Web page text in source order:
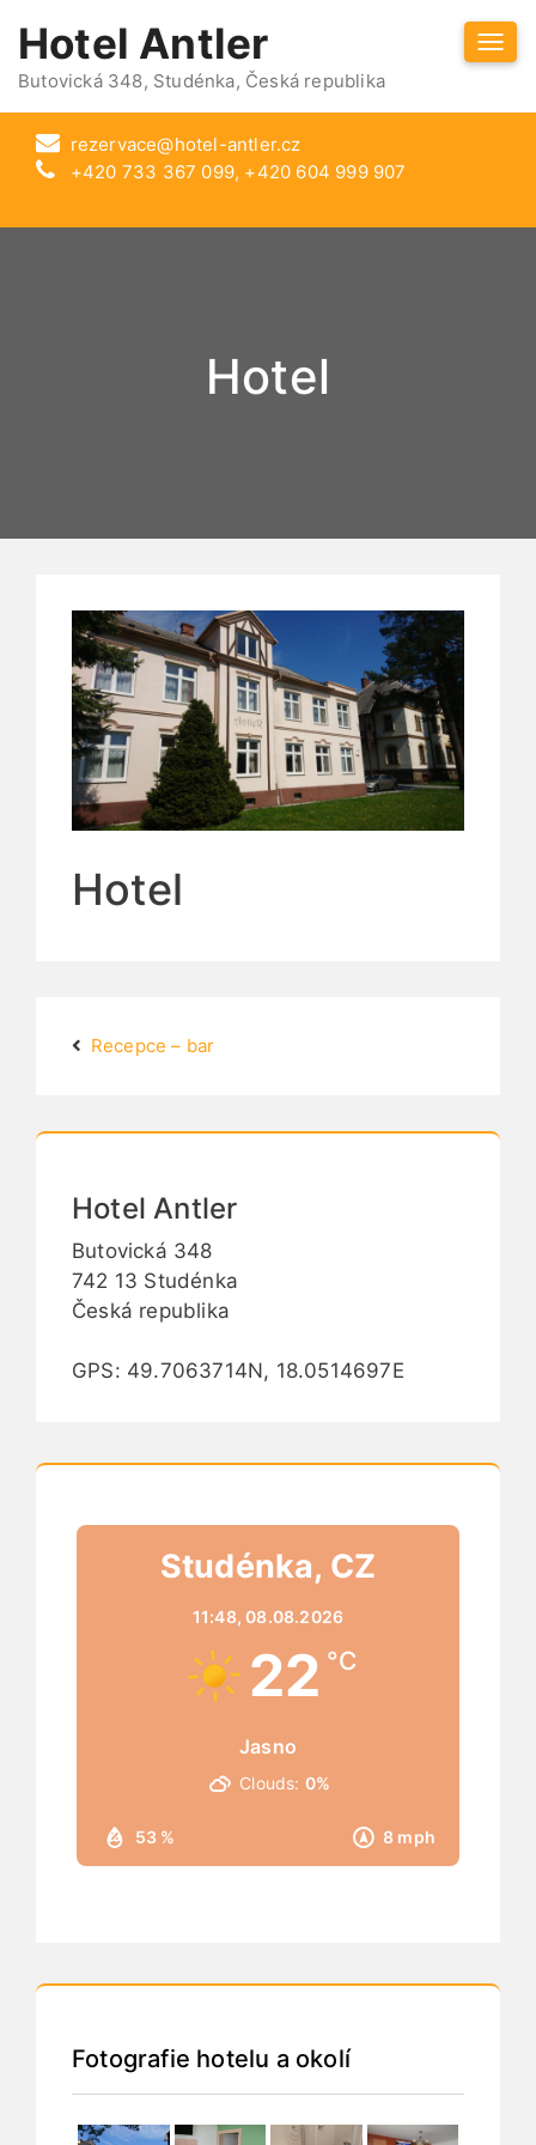
Hotel Antler
Butovická 348, Studénka, Česká republika
rezervace@hotel-antler.cz
+420 733 367 099, +420 604 999 907
Hotel
Hotel
Recepce – bar
Hotel Antler
Butovická 348
742 13 Studénka
Česká republika
GPS: 49.7063714N, 18.0514697E
Studénka, CZ
11:48,08.08.2026
22 °C
Jasno
53 % 8 mph
Clouds: 0%
Fotografie hotelu a okolí